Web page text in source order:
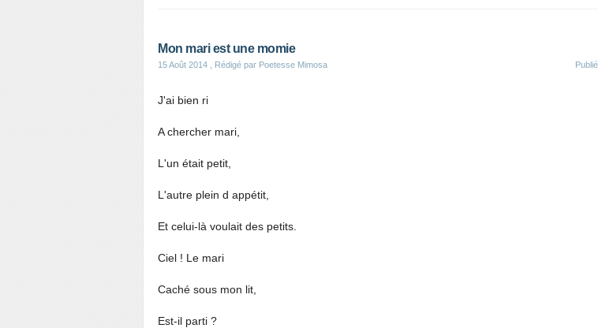
Mon mari est une momie
15 Août 2014 , Rédigé par Poetesse Mimosa
J'ai bien ri
A chercher mari,
L'un était petit,
L'autre plein d appétit,
Et celui-là voulait des petits.
Ciel ! Le mari
Caché sous mon lit,
Est-il parti ?